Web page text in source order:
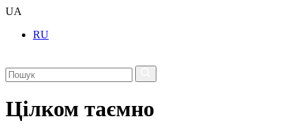
UA
RU
Цілком таємно